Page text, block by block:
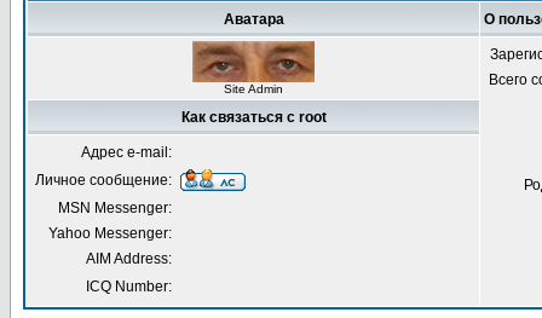
Аватара О
Site Admin
Всего
Как связаться с root
Адрес e-mail:
Личное сообщение:
MSN Messenger:
Yahoo Messenger:
AIM Address:
ICQ Number: